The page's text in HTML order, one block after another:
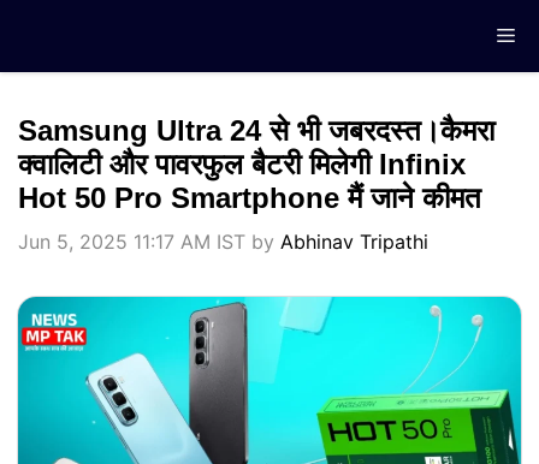
content
Samsung Ultra 24 से भी जबरदस्त।कैमरा
क्वालिटी और पावरफुल बैटरी मिलेगी Infinix
Hot 50 Pro Smartphone मैं जाने कीमत
Jun 5, 2025 11:17 AM IST by Abhinav Tripathi